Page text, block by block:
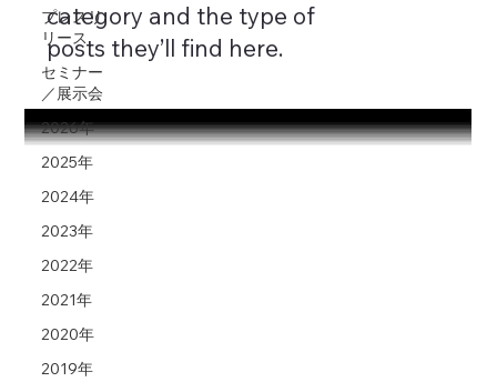
プレスリ
リース
セミナー
／展示会
2026年
2025年
2024年
2023年
2022年
2021年
2020年
2019年
category and the type of
posts they’ll find here.